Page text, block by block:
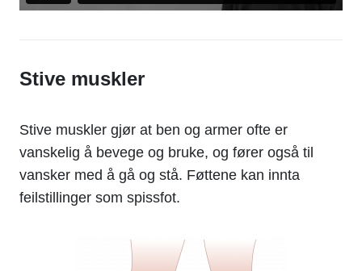
Stive muskler
Stive muskler gjør at ben og armer ofte er
vanskelig å bevege og bruke, og fører også til
vansker med å gå og stå. Føttene kan innta
feilstillinger som spissfot.